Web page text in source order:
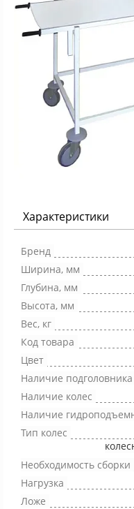
Характеристики
Бренд
Ширина, мм
Глубина, мм
Высота, мм
Вес, кг
Код товара
Цвет
Наличие подголовника
Наличие колес
Наличие
Тип колес
Необходимость сборки
Нагрузка
Ложе